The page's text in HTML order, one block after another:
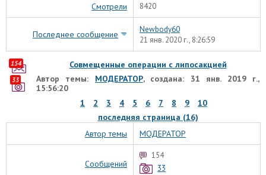
Смотрели 8420
Последнее сообщение
Newbody60
21 янв. 2020 г., 8:26:59
Совмещенные операции с липосакцией
Автор темы: МОДЕРАТОР, создана: 31 янв. 2019 г.,
15:56:20
1
2 3 4 5 6 7 8 9
10
последняя страница (16)
154
33
Автор темы МОДЕРАТОР
Сообщений
154
33